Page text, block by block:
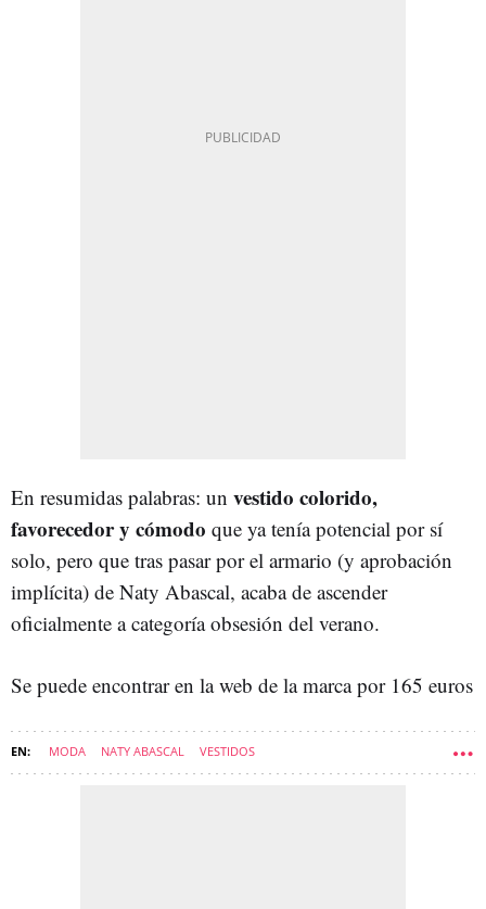
En resumidas palabras: un vestido colorido,
favorecedor y cómodo que ya tenía potencial por sí
solo, pero que tras pasar por el armario (y aprobación
implícita) de Naty Abascal, acaba de ascender
oficialmente a categoría obsesión del verano.
Se puede encontrar en la web de la marca por 165 euros
MODA NATY ABASCAL VESTIDOS